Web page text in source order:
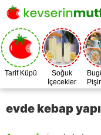
Tarif Küpü
Soğuk
İçecekler
evde kebap